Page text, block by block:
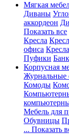
Мягкая
Диваны
аккордеон
Показать все
Кресла
офиса
Пуфики
Корпусная
Журнальные
Комоды
Мебель для
Обувницы
... Показать